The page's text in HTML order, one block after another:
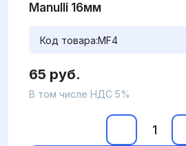
Manulli 16мм
Код товара:MF4
65 руб.
В том числе НДС 5%